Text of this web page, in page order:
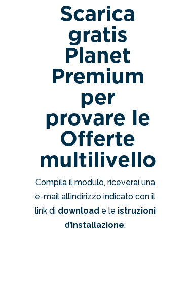
Scarica
gratis
Planet
Premium
per
provare le
Offerte
multilivello
Compila il modulo, riceverai una
e-mail all’indirizzo indicato con il
link di download e le istruzioni
d’installazione.